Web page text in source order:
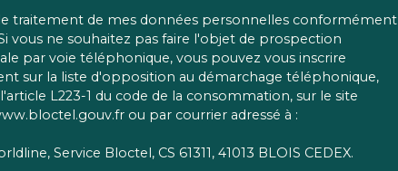
traitement de mes données personnelles conformément
vous ne souhaitez pas faire l'objet de prospection
par voie téléphonique, vous pouvez vous inscrire
sur la liste d'opposition au démarchage téléphonique,
L223-1 du code de la consommation, sur le site
ou par courrier adressé à :
Service Bloctel, CS 61311, 41013 BLOIS CEDEX.